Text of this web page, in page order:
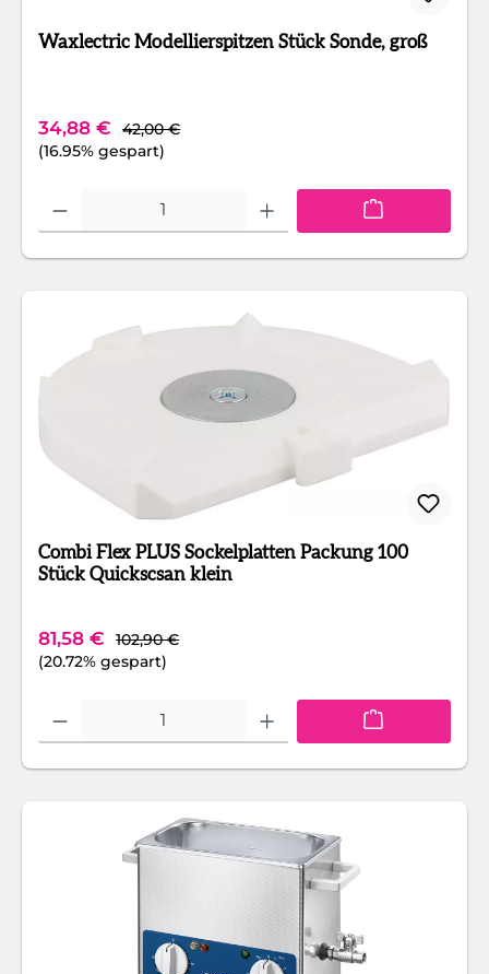
Waxlectric Modellierspitzen Stück Sonde, groß
Verkaufspreis:
34,88 € Regulärer Preis:
42,00 €
(16.95% gespart)
Produkt Anzahl: Gib den gewünschten Wert ein oder benutze die
Combi Flex PLUS Sockelplatten Packung 100
Stück Quickscsan klein
Verkaufspreis:
81,58 € Regulärer Preis:
102,90 €
(20.72% gespart)
Produkt Anzahl: Gib den gewünschten Wert ein oder benutze die